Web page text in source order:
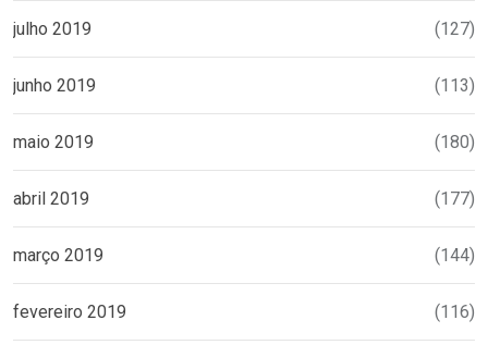
julho 2019 (127)
junho 2019 (113)
maio 2019 (180)
abril 2019 (177)
março 2019 (144)
fevereiro 2019 (116)